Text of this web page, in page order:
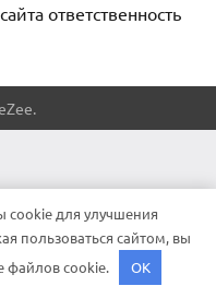
ответственность
cookie для улучшения
пользоваться сайтом, вы
файлов cookie.
OK